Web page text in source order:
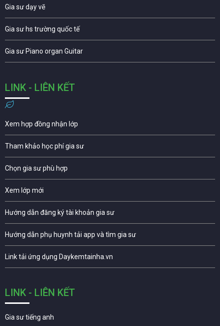
Gia sư dạy vẽ
Gia sư hs trường quốc tế
Gia sư Piano organ Guitar
LINK - LIÊN KẾT
Xem hợp đồng nhận lớp
Tham khảo học phí gia sư
Chọn gia sư phù hợp
Xem lớp mới
Hướng dẫn đăng ký tài khoản gia sư
Hướng dẫn phụ huynh tải app và tìm gia sư
Link tải ứng dụng Daykemtainha.vn
LINK - LIÊN KẾT
Gia sư tiếng anh